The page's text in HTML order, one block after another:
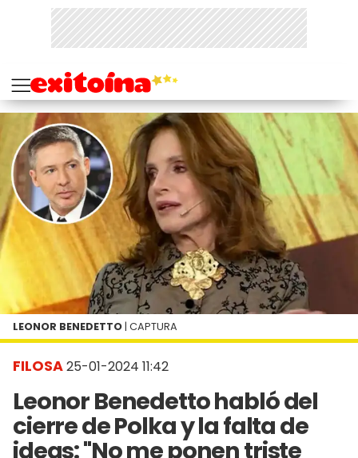
FILOSA25-01-2024 11:42
Leonor Benedetto habló del
cierre de Polka y la falta de
ideas: "No me ponen triste
LEONOR BENEDETTO | CAPTURA